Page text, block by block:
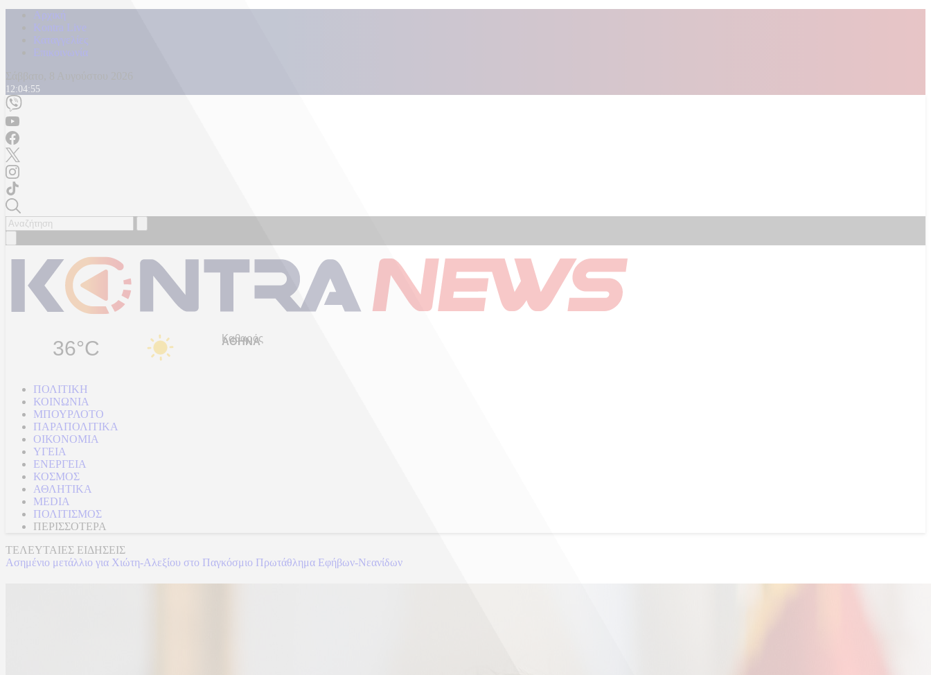
Αρχική
Kontra Live
Καταγγελίες
Επικοινωνία
12:04:58
36°C Καθαρός
ΠΟΛΙΤΙΚΗ
ΚΟΙΝΩΝΙΑ
ΜΠΟΥΡΛΟΤΟ
ΠΑΡΑΠΟΛΙΤΙΚΑ
ΟΙΚΟΝΟΜΙΑ
ΥΓΕΙΑ
ΕΝΕΡΓΕΙΑ
ΚΟΣΜΟΣ
ΑΘΛΗΤΙΚΑ
MEDIA
ΠΟΛΙΤΙΣΜΟΣ
ΠΕΡΙΣΣΟΤΕΡΑ
ΤΕΛΕΥΤΑΙΕΣ ΕΙΔΗΣΕΙΣ
Ασημένιο μετάλλιο για Χιώτη-Αλεξίου στο Παγκόσμιο Πρωτάθλημα Εφήβων-Νεανίδων